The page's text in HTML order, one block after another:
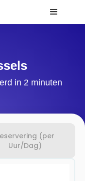
in 2 minuten
(per
Uur/Dag)